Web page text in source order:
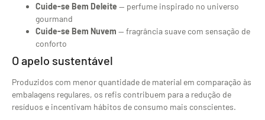
Cuide-se Bem Deleite — perfume inspirado no universo
gourmand
Cuide-se Bem Nuvem — fragrância suave com sensação de
conforto
O apelo sustentável
Produzidos com menor quantidade de material em comparação às
embalagens regulares, os refis contribuem para a redução de
resíduos e incentivam hábitos de consumo mais conscientes.